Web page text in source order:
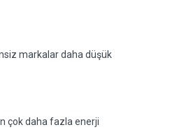
markalar daha düşük
çok daha fazla enerji